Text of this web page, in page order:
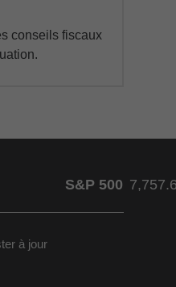
conseils fiscaux
S&P 500
à jour